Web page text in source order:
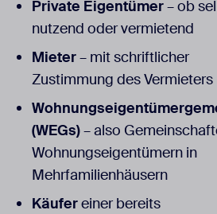
Private Eigentümer– ob
nutzend oder vermietend
Mieter– mit schriftlicher
Zustimmung des Vermieters
(WEGs)– also
Wohnungseigentümern in
Mehrfamilienhäusern
Käufereiner bereits